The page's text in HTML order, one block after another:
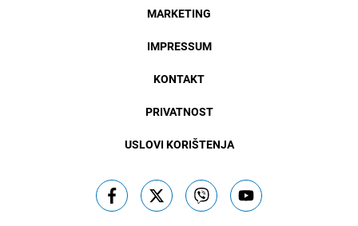
MARKETING
IMPRESSUM
KONTAKT
PRIVATNOST
USLOVI KORIŠTENJA